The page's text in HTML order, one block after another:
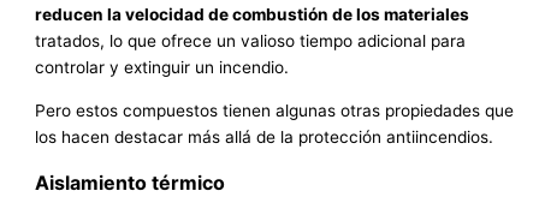
reducen la velocidad de combustión de los materiales
tratados, lo que ofrece un valioso tiempo adicional para
controlar y extinguir un incendio.
Pero estos compuestos tienen algunas otras propiedades que
los hacen destacar más allá de la protección antiincendios.
Aislamiento térmico